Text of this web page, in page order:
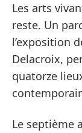
Les arts
reste. Un
l’exposition
Delacroix,
quatorze
Le septième